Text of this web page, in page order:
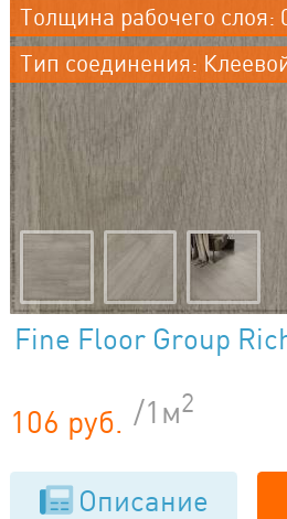
Толщина рабочего слоя:
Тип соединения:
Fine Floor Group
106 руб. /1м2
Описание